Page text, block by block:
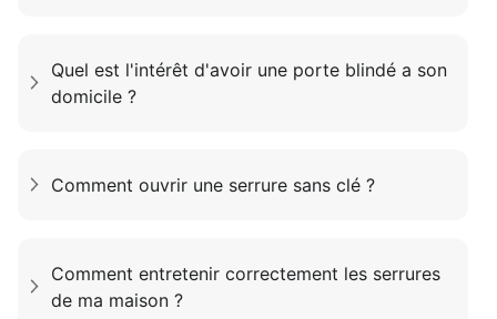
Quel est l'intérêt d'avoir une porte blindé a son
domicile ?
Comment ouvrir une serrure sans clé ?
Comment entretenir correctement les serrures
de ma maison ?